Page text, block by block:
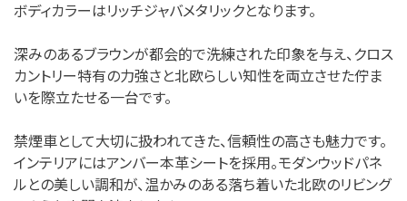
ボディカラーはリッチジャバメタリックとなります。
深みのあるブラウンが都会的で洗練された印象を与え、クロス
カントリー特有の力強さと北欧らしい知性を両立させた佇ま
いを際立たせる一台です。
禁煙車として大切に扱われてきた、信頼性の高さも魅力です。
インテリアにはアンバー本革シートを採用。モダンウッドパネ
ルとの美しい調和が、温かみのある落ち着いた北欧のリビング